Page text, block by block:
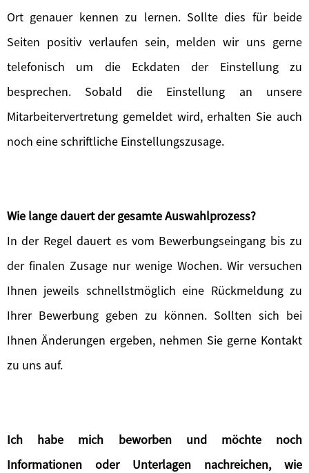
Ort genauer kennen zu lernen. Sollte dies für beide
Seiten positiv verlaufen sein, melden wir uns gerne
telefonisch um die Eckdaten der Einstellung zu
besprechen. Sobald die Einstellung an unsere
Mitarbeitervertretung gemeldet wird, erhalten Sie auch
noch eine schriftliche Einstellungszusage.
Wie lange dauert der gesamte Auswahlprozess?
In der Regel dauert es vom Bewerbungseingang bis zu
der finalen Zusage nur wenige Wochen. Wir versuchen
Ihnen jeweils schnellstmöglich eine Rückmeldung zu
Ihrer Bewerbung geben zu können. Sollten sich bei
Ihnen Änderungen ergeben, nehmen Sie gerne Kontakt
zu uns auf.
Ich habe mich beworben und möchte noch
Informationen oder Unterlagen nachreichen, wie